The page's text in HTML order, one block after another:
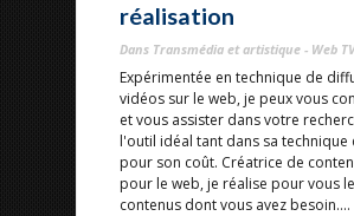
réalisation
Dans Transmédia et artistique - Web TV
Expérimentée en technique de
vidéos sur le web, je peux vous
et vous assister dans votre
l'outil idéal tant dans sa technique
pour son coût. Créatrice de
pour le web, je réalise pour vous
contenus dont vous avez besoin....